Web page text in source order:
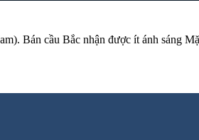
Bán cầu Bắc nhận được ít ánh sáng